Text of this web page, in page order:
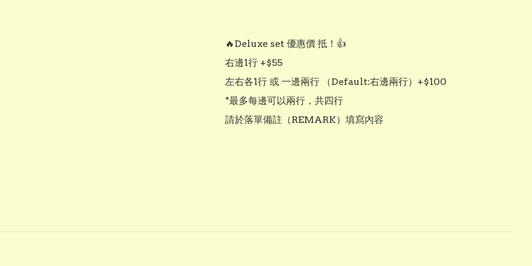
🔥Deluxe set 優惠價 抵！👍
右邊1行 +$55
左右各1行 或 一邊兩行 （Default:右邊兩行）+$100
*最多每邊可以兩行，共四行
請於落單備註（REMARK）填寫內容